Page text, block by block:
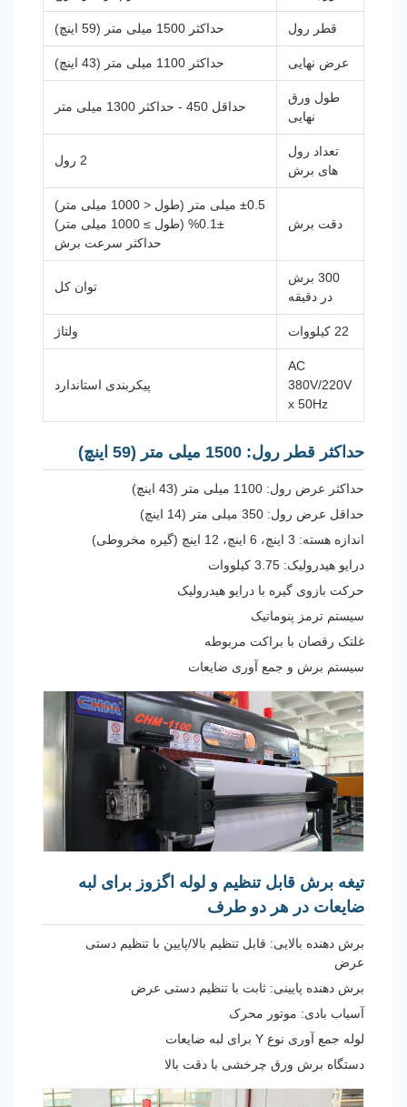
قطر رول حداکثر 1500 میلی متر (59 اینچ)
عرض نهایی حداکثر 1100 میلی متر (43 اینچ)
طول ورق
حداقل 450 - حداکثر 1300 میلی متر
تعداد رول
های برش
دقت برش
±0.5 میلی متر (طول < 1000 میلی متر)
حداکثر سرعت برش
300 برش
در دقیقه
توان کل
380V/220V
x 50Hz
پیکربندی استاندارد
حداکثر قطر رول: 1500 میلی متر (59 اینچ)
حداکثر عرض رول: 1100 میلی متر (43 اینچ)
حداقل عرض رول: 350 میلی متر (14 اینچ)
اندازه هسته: 3 اینچ، 6 اینچ، 12 اینچ (گیره مخروطی)
درایو هیدرولیک: 3.75 کیلووات
حرکت بازوی گیره با درایو هیدرولیک
سیستم ترمز پنوماتیک
غلتک رقصان با براکت مربوطه
سیستم برش و جمع آوری ضایعات
تیغه برش قابل تنظیم و لوله اگزوز برای لبه
ضایعات در هر دو طرف
برش دهنده بالایی: قابل تنظیم بالا/پایین با تنظیم دستی
برش دهنده پایینی: ثابت با تنظیم دستی عرض
آسیاب بادی: موتور محرک
لوله جمع آوری نوع Y برای لبه ضایعات
دستگاه برش ورق چرخشی با دقت بالا